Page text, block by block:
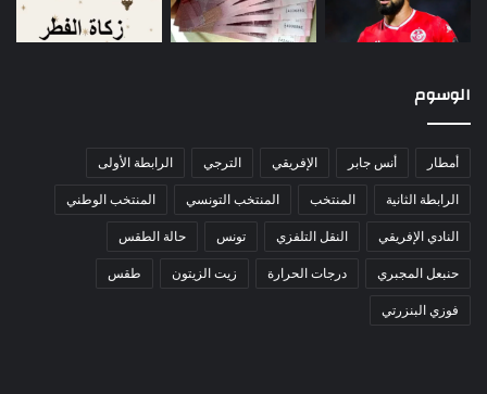
الوسوم
أمطار أنس جابر الإفريقي الترجي الرابطة الأولى
الرابطة الثانية المنتخب المنتخب التونسي المنتخب الوطني
النادي الإفريقي النقل التلفزي تونس حالة الطقس
حنبعل المجبري درجات الحرارة زيت الزيتون طقس
فوزي البنزرتي